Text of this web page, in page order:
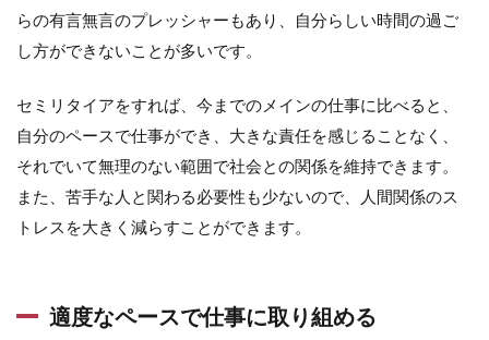
らの有言無言のプレッシャーもあり、自分らしい時間の過ご
し方ができないことが多いです。
セミリタイアをすれば、今までのメインの仕事に比べると、
自分のペースで仕事ができ、大きな責任を感じることなく、
それでいて無理のない範囲で社会との関係を維持できます。
また、苦手な人と関わる必要性も少ないので、人間関係のス
トレスを大きく減らすことができます。
適度なペースで仕事に取り組める